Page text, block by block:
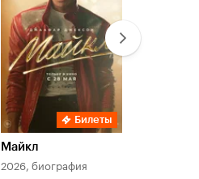
Билеты
Майкл
2026, биография